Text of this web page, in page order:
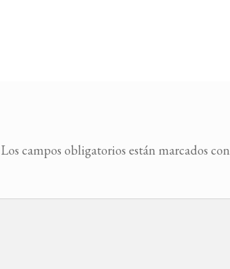
Los campos obligatorios están marcados con